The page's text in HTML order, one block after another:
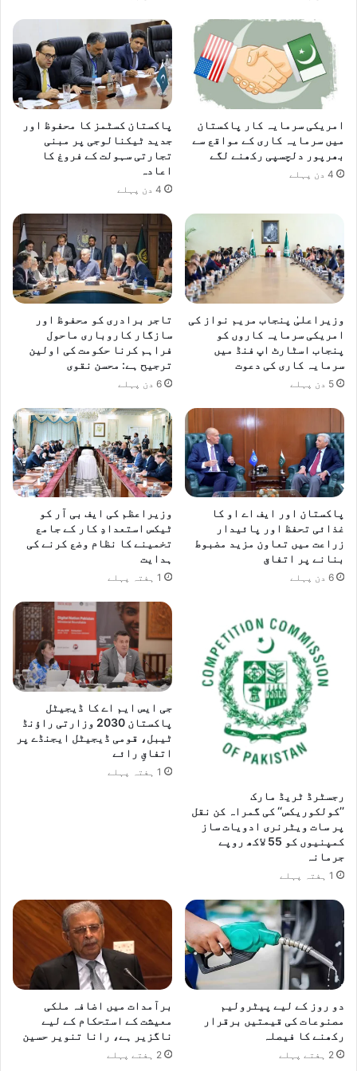
،
و
ز
ی
ل
یٰ
پ
ن
ا
ب
امریکی سرمایہ کار پاکستان
میں سرمایہ کاری کے مواقع سے
بھرپور دلچسپی رکھنے لگے
4 دن پہلے
پاکستان کسٹمز کا محفوظ اور
جدید ٹیکنالوجی پر مبنی
تجارتی سہولت کے فروغ کا
اعادہ
4 دن پہلے
وزیراعلیٰ پنجاب مریم نواز کی
امریکی سرمایہ کاروں کو
پنجاب اسٹارٹ اپ فنڈ میں
سرمایہ کاری کی دعوت
5 دن پہلے
تاجر برادری کو محفوظ اور
سازگار کاروباری ماحول
فراہم کرنا حکومت کی اولین
ترجیح ہے: محسن نقوی
6 دن پہلے
پاکستان اور ایف اے او کا
غذائی تحفظ اور پائیدار
زراعت میں تعاون مزید مضبوط
بنانے پر اتفاق
6 دن پہلے
وزیراعظم کی ایف بی آر کو
ٹیکس استعدادِ کار کے جامع
تخمینے کا نظام وضع کرنے کی
ہدایت
1 ہفتہ پہلے
رجسٹرڈ ٹریڈ مارک
’’کولکوریکس‘‘ کی گمراہ کن نقل
پر سات ویٹرنری ادویات ساز
کمپنیوں کو 55 لاکھ روپے
جرمانہ
1 ہفتہ پہلے
جی ایس ایم اے کا ڈیجیٹل
پاکستان 2030 وزارتی راؤنڈ
ٹیبل، قومی ڈیجیٹل ایجنڈے پر
اتفاقِ رائے
1 ہفتہ پہلے
دو روز کے لیے پیٹرولیم
مصنوعات کی قیمتیں برقرار
رکھنے کا فیصلہ
2 ہفتے پہلے
برآمدات میں اضافہ ملکی
معیشت کے استحکام کے لیے
ناگزیر ہے، رانا تنویر حسین
2 ہفتے پہلے